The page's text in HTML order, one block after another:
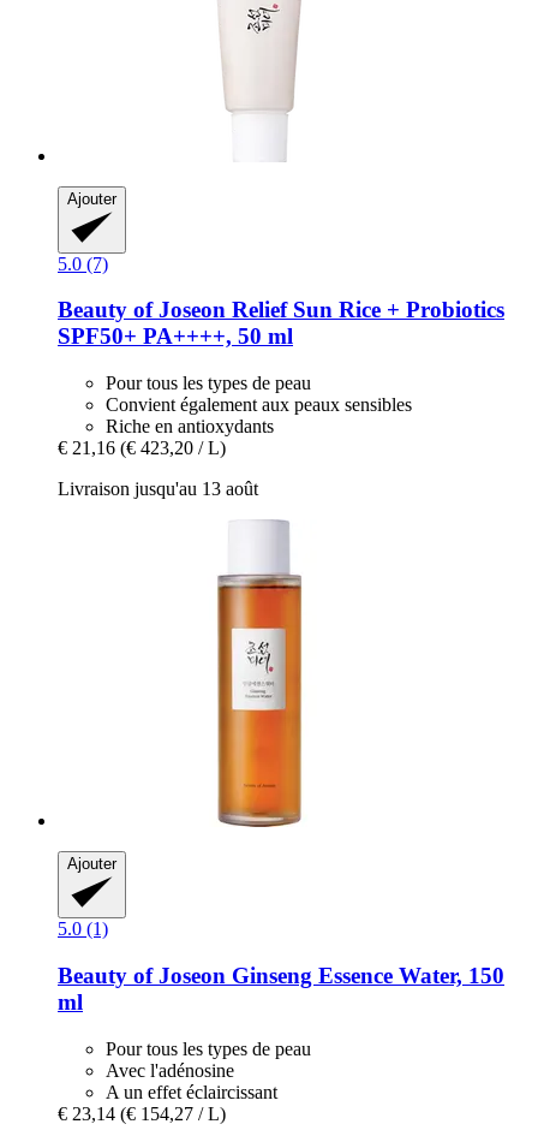
Ajouter
5.0 (7)
Beauty of Joseon Relief Sun Rice + Probiotics
SPF50+ PA++++, 50 ml
Pour tous les types de peau
Convient également aux peaux sensibles
Riche en antioxydants
€ 21,16 (€ 423,20 / L)
Livraison jusqu'au 13 août
Ajouter
5.0 (1)
Beauty of Joseon Ginseng Essence Water, 150
ml
Pour tous les types de peau
Avec l'adénosine
A un effet éclaircissant
€ 23,14 (€ 154,27 / L)